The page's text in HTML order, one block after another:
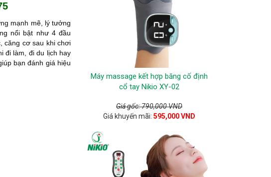
mạnh mẽ, lý tưởng
nổi bật như 4 đầu
căng cơ sau khi chơi
đi làm, đi du lịch hay
bạn đánh giá hiệu
Máy massage kết hợp băng cố định
cổ tay Nikio XY-02
Giá gốc: 790,000 VND
Giá khuyến mãi: 595,000 VND